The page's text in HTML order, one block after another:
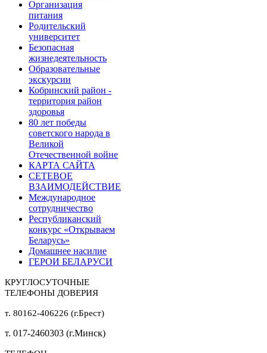
Организация
питания
Родительский
университет
Безопасная
жизнедеятельность
Образовательные
экскурсии
Кобринский район -
территория район
здоровья
80 лет победы
советского народа в
Великой
Отечественной войне
КАРТА САЙТА
СЕТЕВОЕ
ВЗАИМОДЕЙСТВИЕ
Международное
сотрудничество
Республиканский
конкурс «Открываем
Беларусь»
Домашнее насилие
ГЕРОИ БЕЛАРУСИ
КРУГЛОСУТОЧНЫЕ
ТЕЛЕФОНЫ ДОВЕРИЯ
т. 80162-406226 (г.Брест)
т. 017-2460303 (г.Минск)